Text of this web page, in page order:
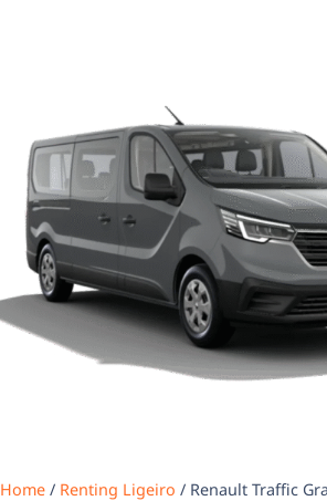
Home / Renting Ligeiro / Renault Traffic